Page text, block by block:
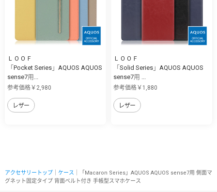
ＬＯＯＦ
「Pocket Series」AQUOS AQUOS
sense7用...
参考価格￥2,980
レザー
ＬＯＯＦ
「Solid Series」AQUOS AQUOS
sense7用 ...
参考価格￥1,880
レザー
アクセサリートップ ケース ｜「Macaron Series」AQUOS AQUOS sense7用 側面マ
グネット固定タイプ 背面ベルト付き 手帳型スマホケース